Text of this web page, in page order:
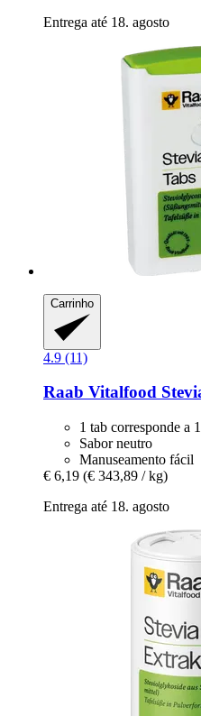
Entrega até 18. agosto
Carrinho
4.9 (11)
Raab Vitalfood
1 tab corresponde a
Sabor neutro
Manuseamento fácil
€ 6,19 (€ 343,89 / kg)
Entrega até 18. agosto